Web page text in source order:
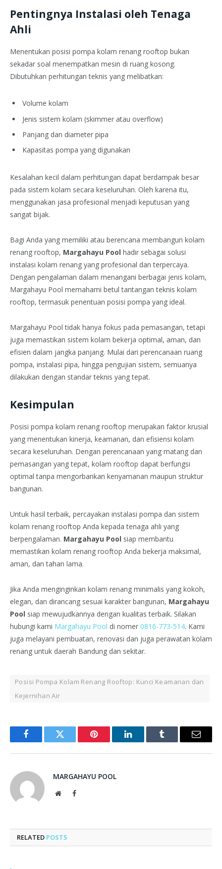
Pentingnya Instalasi oleh Tenaga
Ahli
Menentukan posisi pompa kolam renang rooftop bukan
sekadar soal menempatkan mesin di ruang kosong.
Dibutuhkan perhitungan teknis yang melibatkan:
Volume kolam
Jenis sistem kolam (skimmer atau overflow)
Panjang dan diameter pipa
Kapasitas pompa yang digunakan
Kesalahan kecil dalam perhitungan dapat berdampak besar
pada sistem kolam secara keseluruhan. Oleh karena itu,
menggunakan jasa profesional menjadi keputusan yang
sangat bijak.
Bagi Anda yang memiliki atau berencana membangun kolam
renang rooftop, Margahayu Pool hadir sebagai solusi
instalasi kolam renang yang profesional dan terpercaya.
Dengan pengalaman dalam menangani berbagai jenis kolam,
Margahayu Pool memahami betul tantangan teknis kolam
rooftop, termasuk penentuan posisi pompa yang ideal.
Margahayu Pool tidak hanya fokus pada pemasangan, tetapi
juga memastikan sistem kolam bekerja optimal, aman, dan
efisien dalam jangka panjang. Mulai dari perencanaan ruang
pompa, instalasi pipa, hingga pengujian sistem, semuanya
dilakukan dengan standar teknis yang tepat.
Kesimpulan
Posisi pompa kolam renang rooftop merupakan faktor krusial
yang menentukan kinerja, keamanan, dan efisiensi kolam
secara keseluruhan. Dengan perencanaan yang matang dan
pemasangan yang tepat, kolam rooftop dapat berfungsi
optimal tanpa mengorbankan kenyamanan maupun struktur
bangunan.
Untuk hasil terbaik, percayakan instalasi pompa dan sistem
kolam renang rooftop Anda kepada tenaga ahli yang
berpengalaman. Margahayu Pool siap membantu
memastikan kolam renang rooftop Anda bekerja maksimal,
aman, dan tahan lama.
Jika Anda menginginkan kolam renang minimalis yang kokoh,
elegan, dan dirancang sesuai karakter bangunan, Margahayu
Pool siap mewujudkannya dengan kualitas terbaik. Silakan
hubungi kami Margahayu Pool di nomer 0816-773-514. Kami
juga melayani pembuatan, renovasi dan juga perawatan kolam
renang untuk daerah Bandung dan sekitar.
Posisi Pompa Kolam Renang Rooftop: Kunci Keamanan dan
Kejernihan Air
FacebookTwitter Pinterest LinkedInTumblr Email
MARGAHAYU POOL
WebsiteFacebook
RELATED POSTS